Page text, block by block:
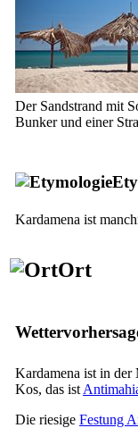
Der Sandstrand mit
Bunker und einer
Kardamena ist
Ort
Kardamena ist in der
Kos, das ist
Die riesige Festung